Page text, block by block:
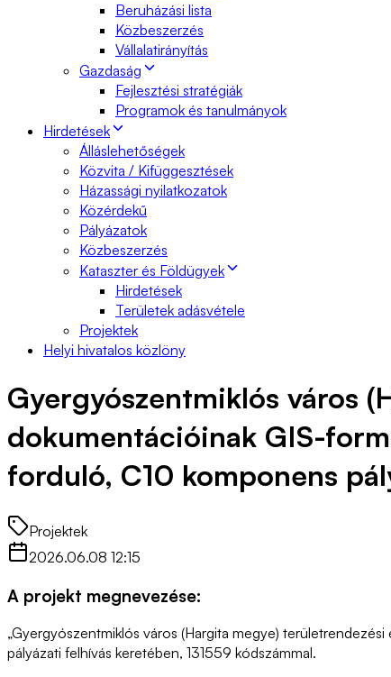
Beruházási lista
Közbeszerzés
Vállalatirányítás
Gazdaság
Fejlesztési stratégiák
Programok és tanulmányok
Hirdetések
Álláslehetőségek
Közvita / Kifüggesztések
Házassági nyilatkozatok
Közérdekű
Pályázatok
Közbeszerzés
Kataszter és Földügyek
Hirdetések
Területek adásvétele
Projektek
Helyi hivatalos közlöny
Gyergyószentmiklós város
dokumentációinak GIS-
forduló, C10 komponens
Projektek
2026.06.08 12:15
A projekt megnevezése:
„Gyergyószentmiklós város (Hargita megye)
pályázati felhívás keretében, 131559 kódszámmal.